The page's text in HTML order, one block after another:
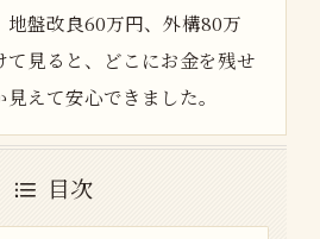
地盤改良60万円、外構80万
て見ると、どこにお金を残せ
えて安心できました。
目次